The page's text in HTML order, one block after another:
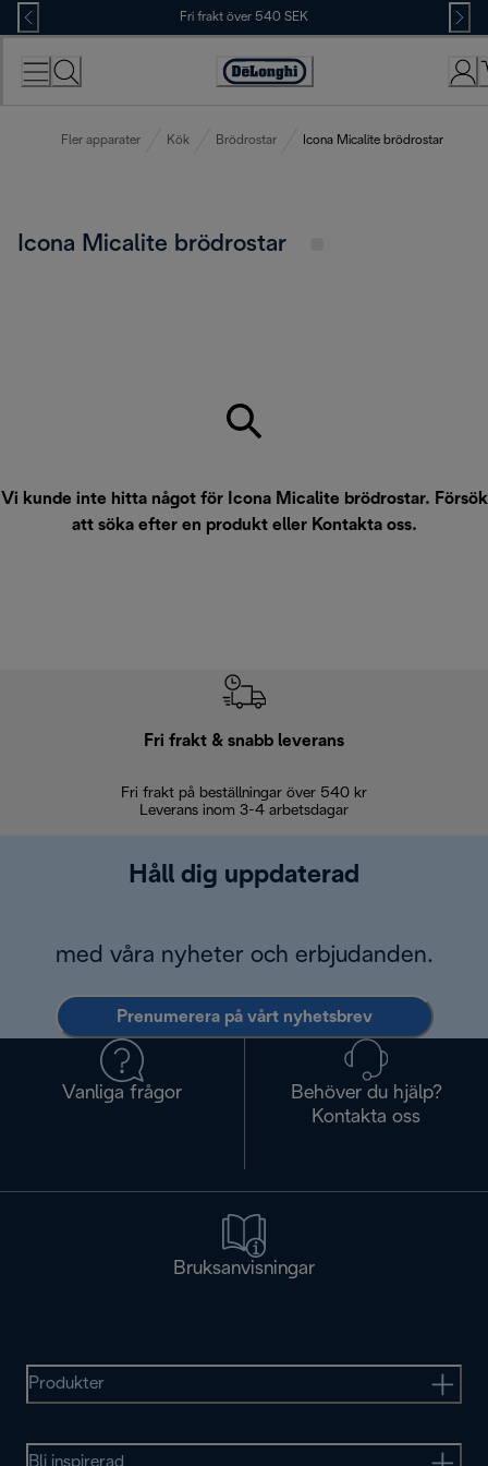
Skip
to
Content
Fri frakt över 540 SEK
Accessibility
Fler apparater Kök Brödrostar Icona Micalite brödrostar
Icona Micalite brödrostar
Vi kunde inte hitta något för Icona Micalite brödrostar. Försök
att söka efter en produkt eller Kontakta oss.
Fri frakt & snabb leverans
Fri frakt på beställningar över 540 kr
Leverans inom 3-4 arbetsdagar
Håll dig uppdaterad
med våra nyheter och erbjudanden.
Prenumerera på vårt nyhetsbrev
Vanliga frågor
Behöver du hjälp?
Kontakta oss
Bruksanvisningar
Produkter
Bli inspirerad